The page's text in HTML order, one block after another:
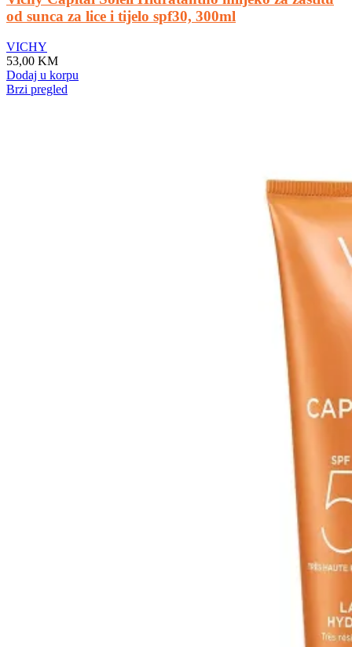
od sunca za lice i tijelo spf30, 300ml
VICHY
53,00 KM
Dodaj u korpu
Brzi pregled